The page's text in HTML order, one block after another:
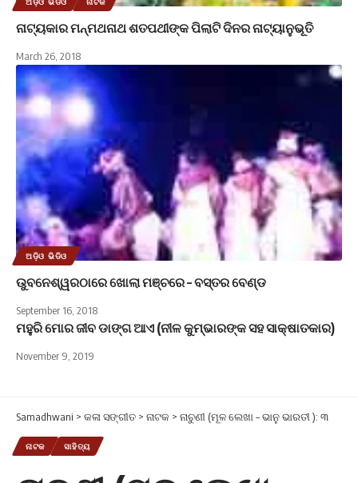
ଅଡ଼ିଓ ଭିଡିଓ ନାଟକ
ନାଟ୍ୟକାର ମନ୍ମଥନାଥ ଶତପଥୀଙ୍କ ପିଲାଟି ଦିନର ନାଟ୍ୟାନୁଭୂତି
March 26, 2018
ଅଡ଼ିଓ ଭିଡିଓ
ଉୁବନେଶ୍ୱରଠାରେ ଖୋଲା ମଞ୍ଚରେ – ବସ୍ତର ବେଣ୍ଡ
September 16, 2018
ମହୁରି ମୋର ଜୀବ ଡାଙ୍ଗ ଆଏ (ନୀଳ କୁମ୍ଭାରଙ୍କ ସହ ସାକ୍ଷାତକାର)
November 9, 2019
Samadhwani > କଳା ସଙ୍ଗୀତ > ନାଟକ > ନାଚୁଣୀ (ମୂଳ ଲେଖା – ଭାନୁ ଭାରତୀ ): ୩
ନାଟକ ସାହିତ୍ୟ